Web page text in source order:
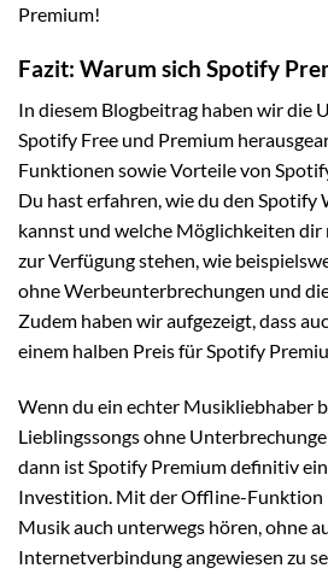
Premium!
Fazit: Warum sich Spotify
In diesem Blogbeitrag haben wir die
Spotify Free und Premium
Funktionen sowie Vorteile von
Du hast erfahren, wie du den Spotify
kannst und welche Möglichkeiten
zur Verfügung stehen, wie
ohne Werbeunterbrechungen und
Zudem haben wir aufgezeigt, dass
einem halben Preis für Spotify
Wenn du ein echter Musikliebhaber
Lieblingssongs ohne
dann ist Spotify Premium definitiv
Investition. Mit der Offline-Funktion
Musik auch unterwegs hören, ohne
Internetverbindung angewiesen zu